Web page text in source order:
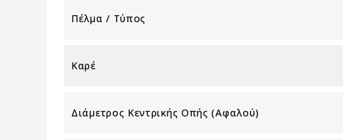
Πέλμα / Τύπος
Καρέ
Διάμετρος Κεντρικής Οπής (αφαλού)